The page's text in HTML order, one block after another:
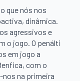
que nós nos
dinâmica.
agressivos e
o jogo. O penálti
em jogo a
com o
na primeira